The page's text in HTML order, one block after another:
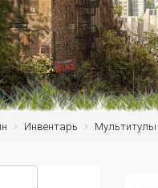
Инвентарь Мультитулы